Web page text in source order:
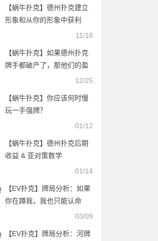
【蜗牛扑克】德州扑克建立
形象和从你的形象中获利
11/18
【蜗牛扑克】如果德州扑克
牌手都破产了，那他们的盈
12/25
【蜗牛扑克】你应该何时慢
玩一手强牌？
01/12
【蜗牛扑克】德州扑克后期
收益 & 亚对策数学
01/14
【EV扑克】牌局分析：如果
你在蹲我，我也只能认命
03/09
【EV扑克】牌局分析：河牌